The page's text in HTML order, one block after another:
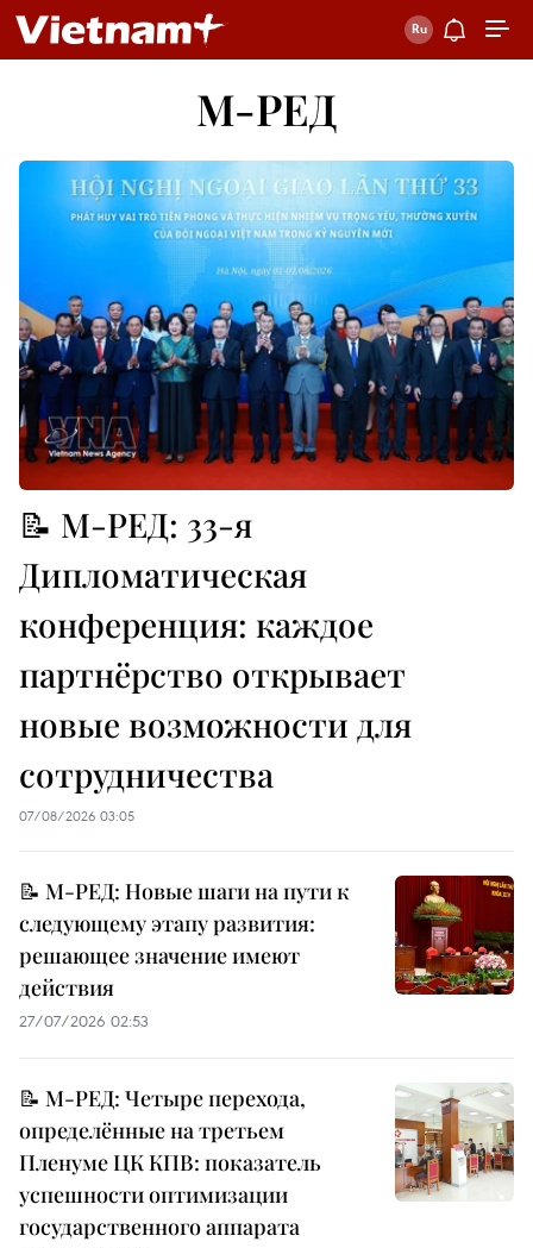
М-РЕД
📝 М-РЕД: 33-я
Дипломатическая
конференция: каждое
партнёрство открывает
новые возможности для
сотрудничества
07/08/2026 03:05
📝 М-РЕД: Новые шаги на пути к
следующему этапу развития:
решающее значение имеют
действия
27/07/2026 02:53
📝 М-РЕД: Четыре перехода,
определённые на третьем
Пленуме ЦК КПВ: показатель
успешности оптимизации
государственного аппарата